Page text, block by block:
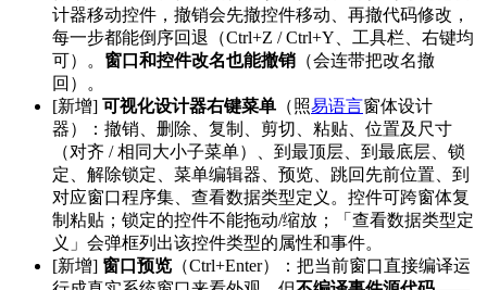
计器移动控件，撤销会先撤控件移动、再撤代码修改，
每一步都能倒序回退（Ctrl+Z / Ctrl+Y、工具栏、右键均
可）。 窗口和控件改名也能撤销 （会连带把改名撤
回）。
[新增] 可视化设计器右键菜单 （照易语言窗体设计
器）：撤销、删除、复制、剪切、粘贴、位置及尺寸
（对齐 / 相同大小子菜单）、到最顶层、到最底层、锁
定、解除锁定、菜单编辑器、预览、跳回先前位置、到
对应窗口程序集、查看数据类型定义。控件可跨窗体复
制粘贴；锁定的控件不能拖动/缩放；「查看数据类型定
义」会弹框列出该控件类型的属性和事件。
[新增] 窗口预览 （Ctrl+Enter）：把当前窗口直接编译运